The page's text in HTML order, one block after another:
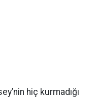
hiç kurmadığı